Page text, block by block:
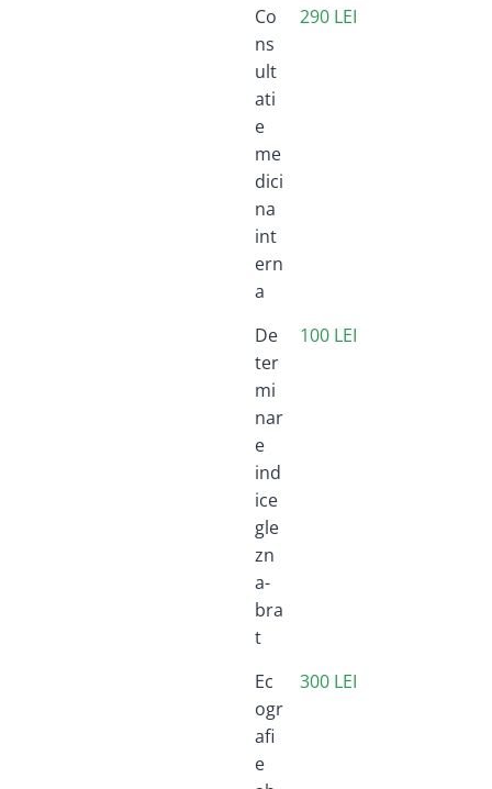
Co
ns
ult
ati
e
me
dici
na
int
ern
a
290 LEI
De
ter
mi
nar
e
ind
ice
gle
zn
a-
bra
t
100 LEI
Ec
ogr
afi
e
300 LEI